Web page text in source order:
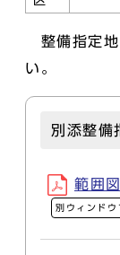
整備指定地
い。
別添整備
範囲
別ウィンドウ